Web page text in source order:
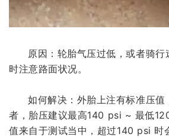
原因：轮胎气压过低，或者骑行
时注意路面状况。
如何解决：外胎上注有标准压值
者，胎压建议最高140 psi ~ 最低
值来自于测试当中，超过140 psi 时